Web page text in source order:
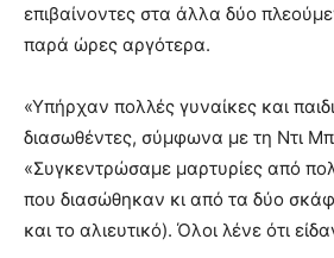
επιβαίνοντες στα άλλα δύο
παρά ώρες αργότερα.
«Υπήρχαν πολλές γυναίκες και
διασωθέντες, σύμφωνα με τη Ντι
«Συγκεντρώσαμε μαρτυρίες από
που διασώθηκαν κι από τα δύο
και το αλιευτικό). Όλοι λένε ότι